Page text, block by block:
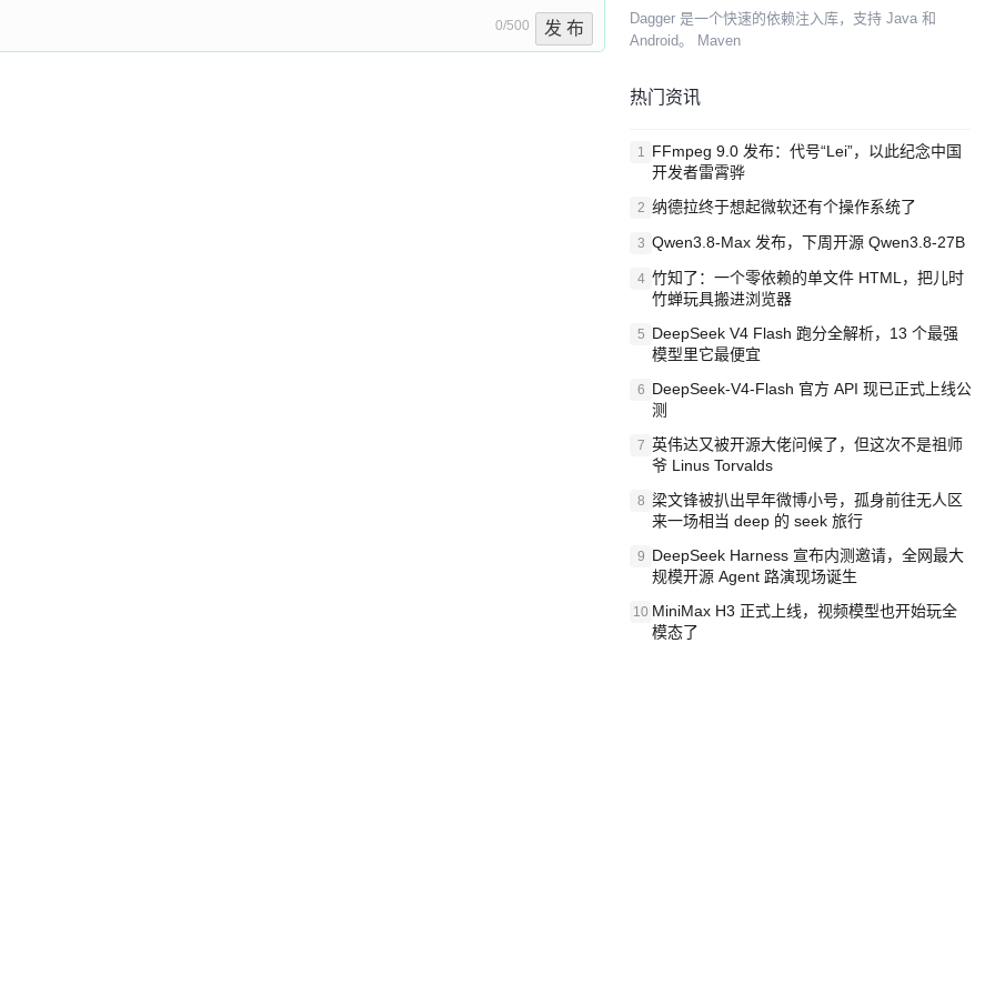
0/500 发 布
Dagger 是一个快速的依赖注入库，支持 Java 和
Android。 Maven
热门资讯
1 FFmpeg 9.0 发布：代号“Lei”，以此纪念中国
开发者雷霄骅
2 纳德拉终于想起微软还有个操作系统了
3 Qwen3.8-Max 发布，下周开源 Qwen3.8-27B
4 竹知了：一个零依赖的单文件 HTML，把儿时
竹蝉玩具搬进浏览器
5 DeepSeek V4 Flash 跑分全解析，13 个最强
模型里它最便宜
6 DeepSeek-V4-Flash 官方 API 现已正式上线公
测
7 英伟达又被开源大佬问候了，但这次不是祖师
爷 Linus Torvalds
8 梁文锋被扒出早年微博小号，孤身前往无人区
来一场相当 deep 的 seek 旅行
9 DeepSeek Harness 宣布内测邀请，全网最大
规模开源 Agent 路演现场诞生
10 MiniMax H3 正式上线，视频模型也开始玩全
模态了